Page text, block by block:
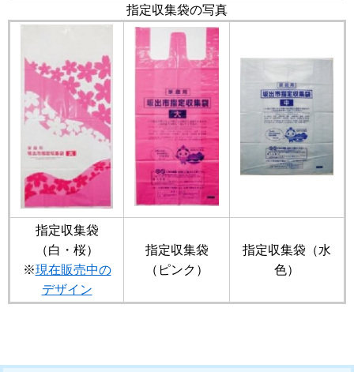
指定収集袋の写真
指定収集袋
（白・桜）
※現在販売中の
デザイン
指定収集袋
（ピンク）
指定収集袋（水
色）